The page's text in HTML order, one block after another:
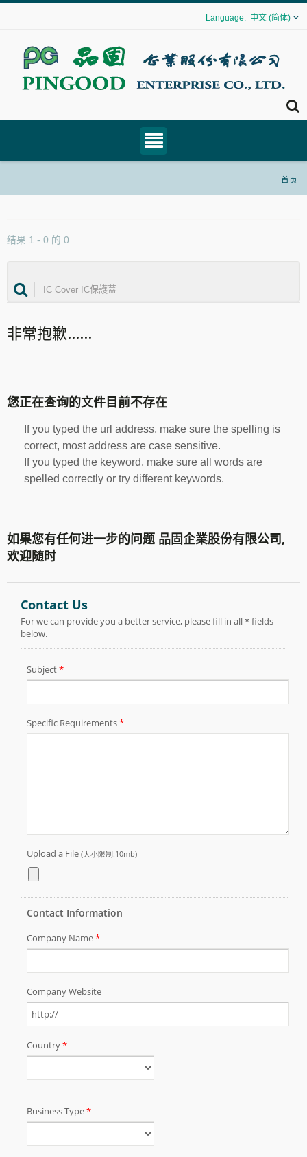
中文 (简体)
首页
结果 1 - 0 的 0
非常抱歉......
您正在查询的文件目前不存在
If you typed the url address, make sure the spelling is
correct, most address are case sensitive.
If you typed the keyword, make sure all words are
spelled correctly or try different keywords.
如果您有任何进一步的问题 品固企業股份有限公司,
欢迎随时